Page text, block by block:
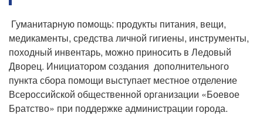
Гуманитарную помощь: продукты питания, вещи,
медикаменты, средства личной гигиены, инструменты,
походный инвентарь, можно приносить в Ледовый
Дворец. Инициатором создания дополнительного
пункта сбора помощи выступает местное отделение
Всероссийской общественной организации «Боевое
Братство» при поддержке администрации города.